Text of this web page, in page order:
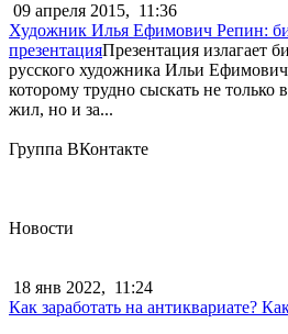
09 апреля 2015, 11:36
Художник Илья Ефимович Репин:
презентацияПрезентация излагает
русского художника Ильи
которому трудно сыскать не только
жил, но и за...
Группа ВКонтакте
Новости
18 янв 2022, 11:24
Как заработать на антиквариате?